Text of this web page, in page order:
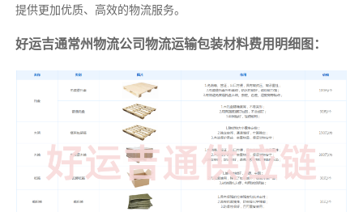
提供更加优质、高效的物流服务。
好运吉通常州物流公司物流运输包装材料费用明细图：